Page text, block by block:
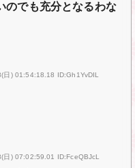
のでも充分となるわな
日) 01:54:18.18 ID:Gh1YvDIL
日) 07:02:59.01 ID:FceQBJcL